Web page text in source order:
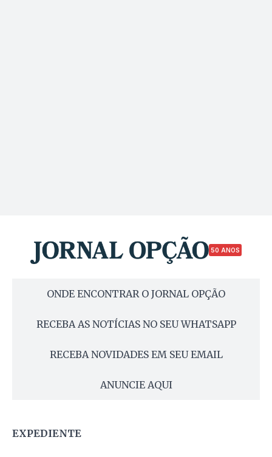
50 ANOS
ONDE ENCONTRAR O JORNAL OPÇÃO
RECEBA AS NOTÍCIAS NO SEU WHATSAPP
RECEBA NOVIDADES EM SEU EMAIL
ANUNCIE AQUI
EXPEDIENTE